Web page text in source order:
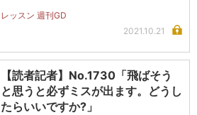
レッスン 週刊GD
2021.10.21
【読者記者】No.1730「飛ばそう
と思うと必ずミスが出ます。どうし
たらいいですか?」